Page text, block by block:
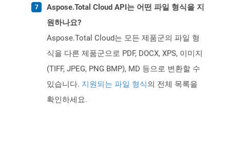
Aspose.Total Cloud API는 어떤 파일 형식을 지
원하나요?
Aspose.Total Cloud는 모든 제품군의 파일 형
식을 다른 제품군으로 PDF, DOCX, XPS, 이미지
(TIFF, JPEG, PNG BMP), MD 등으로 변환할 수
있습니다. 지원되는 파일 형식의 전체 목록을
확인하세요.